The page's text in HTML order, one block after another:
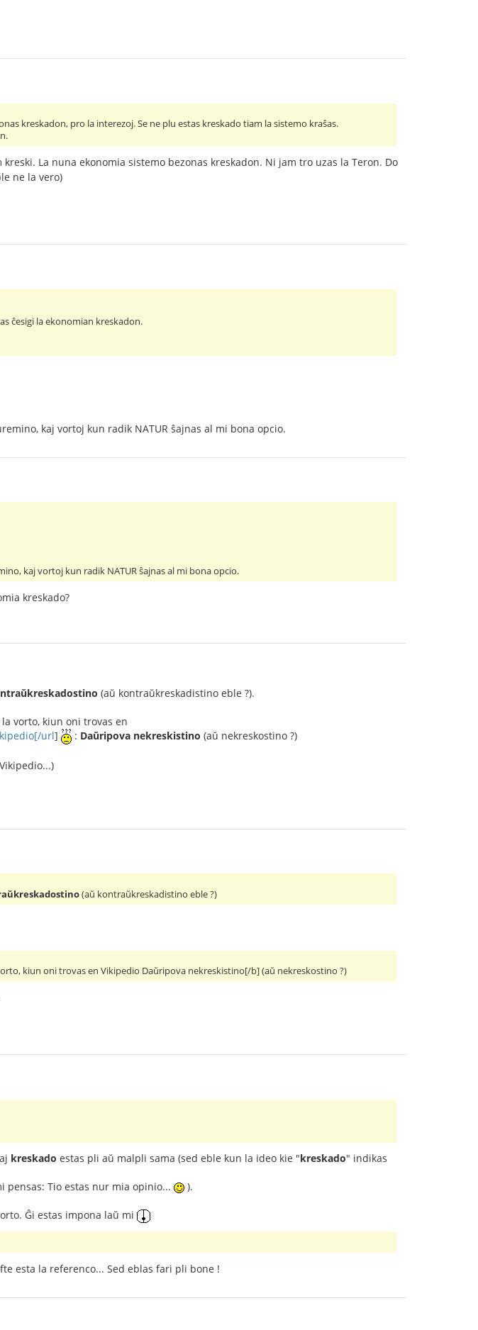
kreskadon, pro la interezoj. Se ne plu estas kreskado tiam la sistemo kraŝas.
kreski. La nuna ekonomia sistemo bezonas kreskadon. Ni jam tro uzas la Teron. Do
ne la vero)
ĉesigi la ekonomian kreskadon.
kaj vortoj kun radik NATUR ŝajnas al mi bona opcio.
kaj vortoj kun radik NATUR ŝajnas al mi bona opcio.
kreskado?
(aŭ kontraŭkreskadistino eble ?).
vorto, kiun oni trovas en
url] : Daŭripova nekreskistino (aŭ nekreskostino ?)
(aŭ kontraŭkreskadistino eble ?)
kiun oni trovas en Vikipedio Daŭripova nekreskistino[/b] (aŭ nekreskostino ?)
kreskado estas pli aŭ malpli sama (sed eble kun la ideo kie "kreskado" indikas
pensas: Tio estas nur mia opinio...
).
Ĝi estas impona laŭ mi
esta la referenco... Sed eblas fari pli bone !